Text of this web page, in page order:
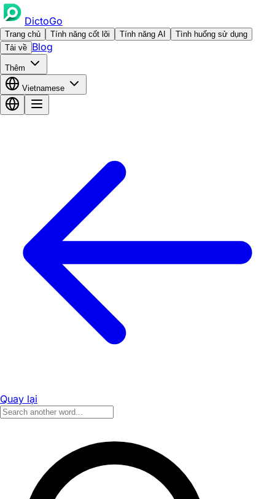
DictoGo
Trang chủ Tính năng cốt lõi Tính năng AI
Tình huống sử dụng
Tải về Blog
Thêm
Vietnamese
Quay lại